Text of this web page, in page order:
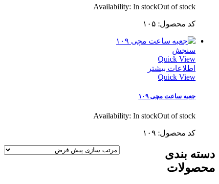
Availability: In stockOut of stock
کد محصول: ۱۰۵
سنجش
Quick View
اطلاعات بیشتر
Quick View
جعبه ساعت مچی ۱۰۹
Availability: In stockOut of stock
کد محصول: ۱۰۹
دسته بندی
محصولات